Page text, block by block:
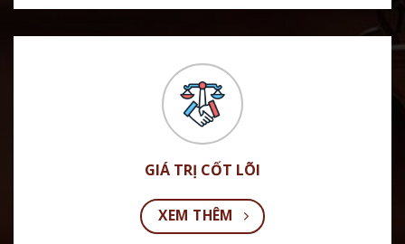
GIÁ TRỊ CỐT LÕI
XEM THÊM